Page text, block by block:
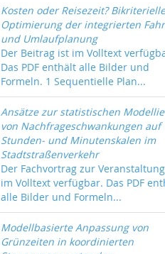
Kosten oder Reisezeit? Bikriterielle
Optimierung der integrierten
und Umlaufplanung
Der Beitrag ist im Volltext
Das PDF enthält alle Bilder und
Formeln. 1 Sequentielle Plan...
Ansätze zur statistischen
von Nachfrageschwankungen auf
Stunden- und Minutenskalen im
Stadtstraßenverkehr
Der Fachvortrag zur
im Volltext verfügbar. Das PDF
alle Bilder und Formeln...
Modellbasierte Anpassung von
Grünzeiten in koordinierten